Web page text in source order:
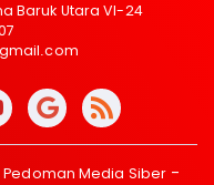
Baruk Utara VI-24
Pedoman Media Siber